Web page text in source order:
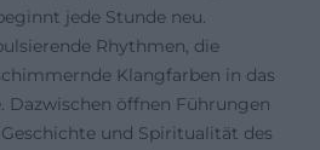
jede Stunde neu.
Rhythmen, die
Klangfarben in das
Dazwischen öffnen Führungen
und Spiritualität des